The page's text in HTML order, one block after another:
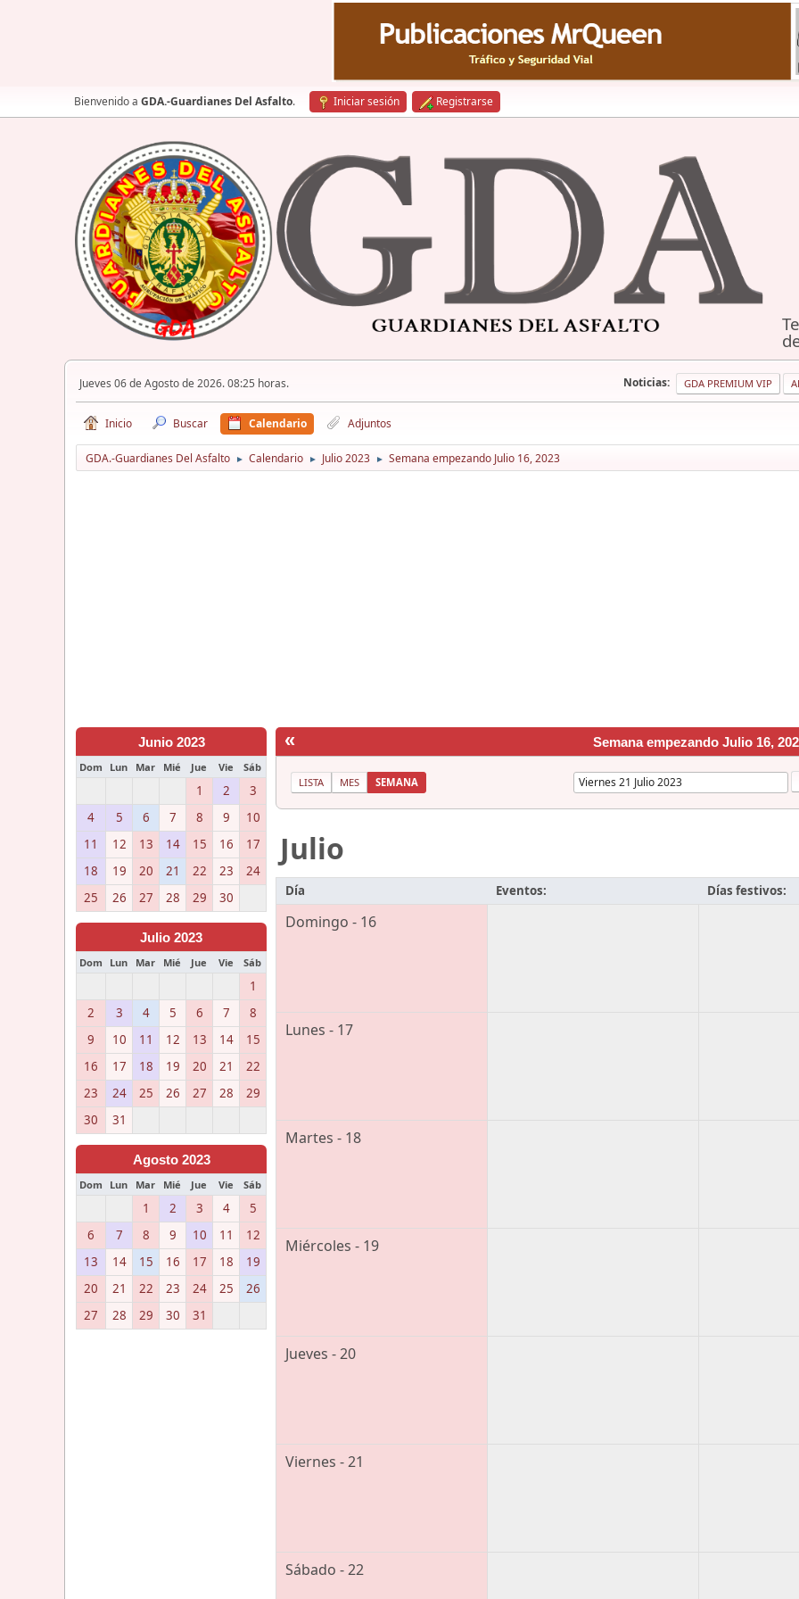
Bienvenido a GDA.-Guardianes Del Asfalto. Iniciar sesión Registrarse
Jueves 06 de Agosto de 2026. 08:25 horas. Noticias: GDA PREMIUM VIP
Inicio Buscar Calendario Adjuntos
GDA.-Guardianes Del Asfalto ► Calendario ► Julio 2023 ► Semana empezando Julio 16, 2023
Junio 2023
Dom Lun Mar Mié Jue Vie Sáb
1 2
3
4
5 6 7 8 9
10
11
12 13 14 15 16
17
18
19 20 21 22 23
24
25
26 27 28 29 30
Julio 2023
Dom Lun Mar Mié Jue Vie Sáb
1
2
3 4 5 6 7
8
9
10 11 12 13 14
15
16
17 18 19 20 21
22
23
24 25 26 27 28
29
30
31
Agosto 2023
Dom Lun Mar Mié Jue Vie Sáb
1 2 3 4
5
6
7 8 9 10 11
12
13
14 15 16 17 18
19
20
21 22 23 24 25
26
27
28 29 30 31
« Semana empezando Julio 16,
LISTA MES SEMANA
Julio
Día Eventos: Días festivos:
Domingo - 16
Lunes - 17
Martes - 18
Miércoles - 19
Jueves - 20
Viernes - 21
Sábado - 22